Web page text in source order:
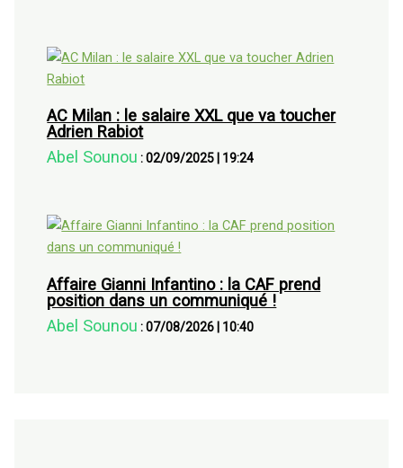
AC Milan : le salaire XXL que va toucher
Adrien Rabiot
Abel Sounou :02/09/2025 19:24
Affaire Gianni Infantino : la CAF prend
position dans un communiqué !
Abel Sounou :07/08/2026| 10:40